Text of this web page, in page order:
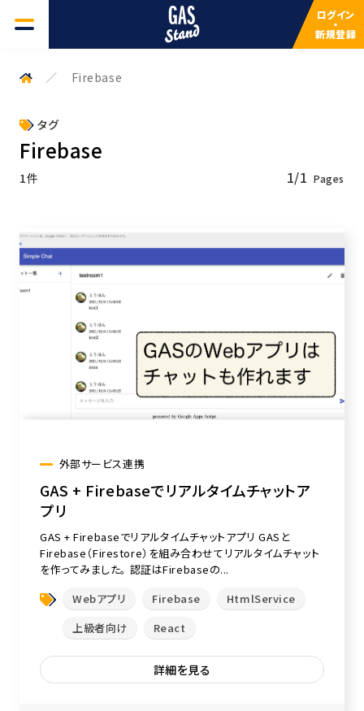
ログイン
・
新規登録
GAS一覧
よくある質問
サービスについて検索キーワードを入力してください
Firebase
タグ
Firebase
1件 1/1
外部サービス連携
GAS + Firebaseでリアルタイムチャットア
プリ
GAS + Firebaseでリアルタイムチャットアプリ GASと
Firebase（Firestore）を組み合わせてリアルタイムチャット
を作ってみました。 認証はFirebaseの...
Webアプリ
Firebase
HtmlService
上級者向け
React
詳細を見る